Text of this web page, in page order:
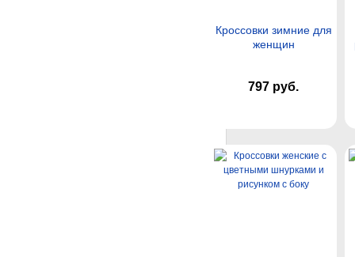
Кроссовки зимние для
женщин
797 руб.